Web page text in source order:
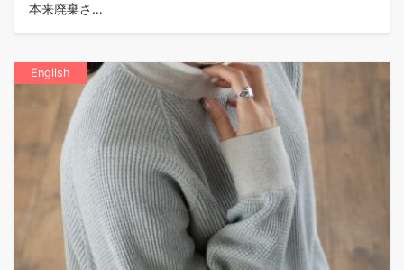
本来廃棄さ…
English